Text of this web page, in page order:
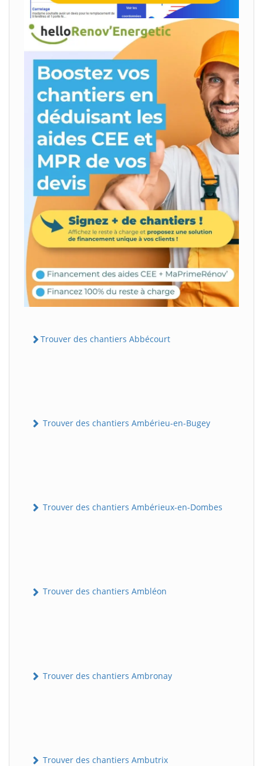
Trouver des chantiers Abbécourt
Trouver des chantiers Ambérieu-en-Bugey
Trouver des chantiers Ambérieux-en-Dombes
Trouver des chantiers Ambléon
Trouver des chantiers Ambronay
Trouver des chantiers Ambutrix